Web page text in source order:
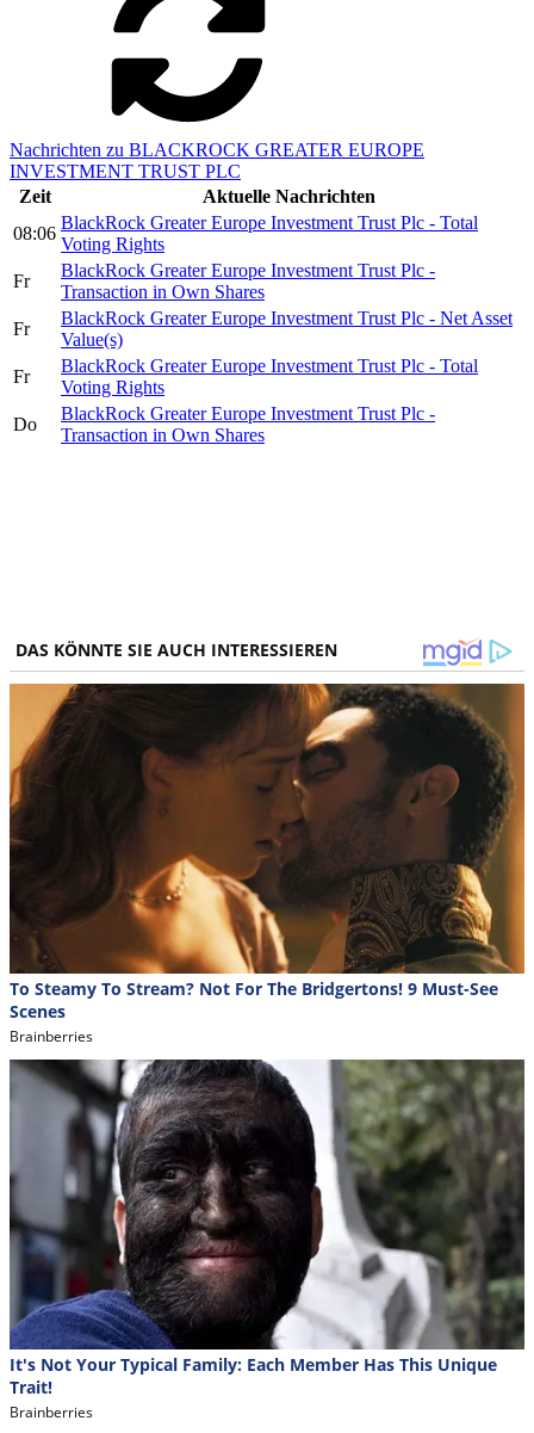
Nachrichten zu BLACKROCK GREATER EUROPE
INVESTMENT TRUST PLC
Zeit
Aktuelle Nachrichten
08:06
BlackRock Greater Europe Investment Trust Plc - Total
Voting Rights
Fr
BlackRock Greater Europe Investment Trust Plc -
Transaction in Own Shares
Fr
BlackRock Greater Europe Investment Trust Plc - Net Asset
Value(s)
Fr
BlackRock Greater Europe Investment Trust Plc - Total
Voting Rights
Do
BlackRock Greater Europe Investment Trust Plc -
Transaction in Own Shares